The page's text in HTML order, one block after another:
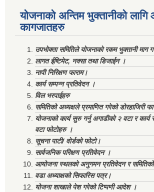
योजनाको अन्तिम भुक्तानीको
कागजातहरु
उपभोक्ता समितिले योजनाको रकम भुक्तानी माग
लागत ईष्टिमेट, नक्सा तथा डिजाईन ।
नापी निरिक्षण फाराम।
कार्य सम्पन्न प्रतिवेदन ।
विल भरपाईहरु
समितिको अध्यक्षले प्रमाणित गरेको डोरहाजिरी
योजनाको कार्य सुरु गर्नु अगाडीको २ वटा र
वटा फोटोहरु ।
सूचना पाटी/ वोर्डको फोटो।
सार्वजनिक परिक्षण प्रतिवेदन ।
आयोजना स्थलको अनुगमन प्रतिवेदन र
वडा अध्याक्षको सिफारिस पत्र।
योजना शाखाले पेश गरेको टिप्पणी आदेश ।